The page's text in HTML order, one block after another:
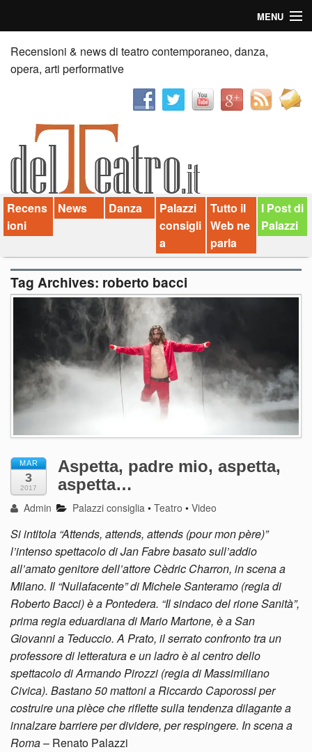
MENU
Home
Recensioni
News
Palazzi consiglia
Video
Chi siamo
Contatti
dT in English
Recensioni & news di teatro contemporaneo, danza,
opera, arti performative
Recens
ioni
News Danza
Palazzi
consigli
a
Tutto il
Web ne
parla
I Post di
Palazzi
Tag Archives: roberto bacci
MAR
3
2017
Aspetta, padre mio, aspetta,
aspetta…
Admin Palazzi consiglia •Teatro •Video
Si intitola “Attends, attends, attends (pour mon père)”
l’intenso spettacolo di Jan Fabre basato sull’addio
all’amato genitore dell’attore Cèdric Charron, in scena a
Milano. Il “Nullafacente” di Michele Santeramo (regia di
Roberto Bacci) è a Pontedera. “Il sindaco del rione Sanità”,
prima regia eduardiana di Mario Martone, è a San
Giovanni a Teduccio. A Prato, il serrato confronto tra un
professore di letteratura e un ladro è al centro dello
spettacolo di Armando Pirozzi (regia di Massimiliano
Civica). Bastano 50 mattoni a Riccardo Caporossi per
costruire una pièce che riflette sulla tendenza dilagante a
innalzare barriere per dividere, per respingere. In scena a
Roma– Renato Palazzi